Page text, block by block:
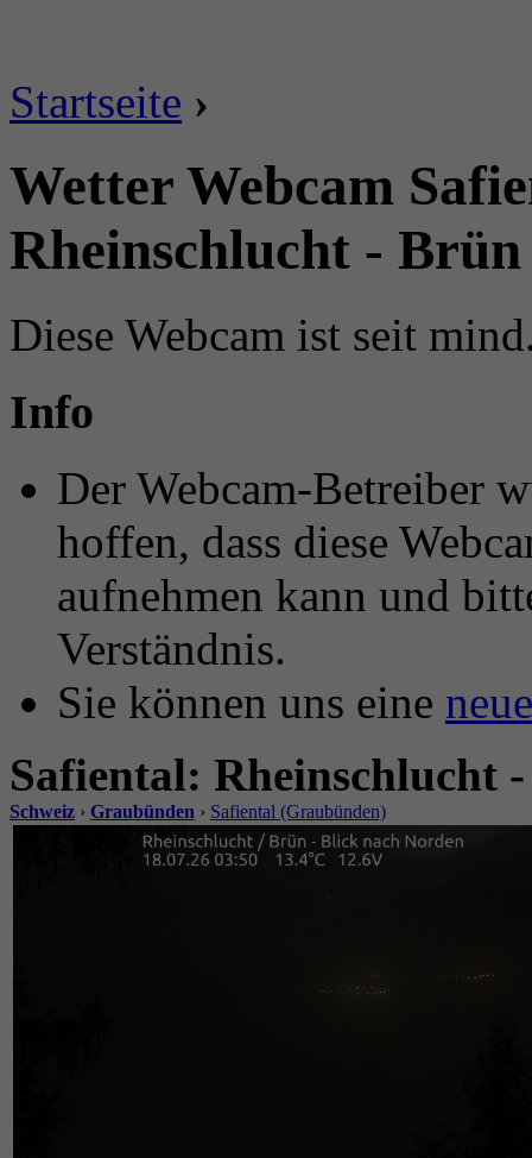
Startseite ›
Wetter Webcam
Rheinschlucht -
Diese Webcam ist seit
Info
Der Webcam-Betreiber
hoffen, dass diese
aufnehmen kann und
Verständnis.
Sie können uns eine
Safiental: Rheinschlucht
Schweiz › Graubünden › Safiental (Graubünden)